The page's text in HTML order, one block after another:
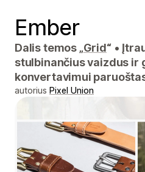
Ember
Dalis temos „Grid“ •
stulbinančius vaizdus ir
konvertavimui
autorius Pixel Union